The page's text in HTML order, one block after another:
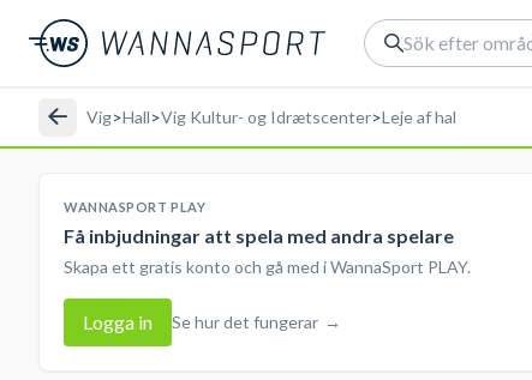
Vig>Hall>Vig Kultur- og Idrætscenter>Leje af hal
WANNASPORT PLAY
Få inbjudningar att spela med andra spelare
Skapa ett gratis konto och gå med i WannaSport PLAY.
Logga in Se hur det fungerar →